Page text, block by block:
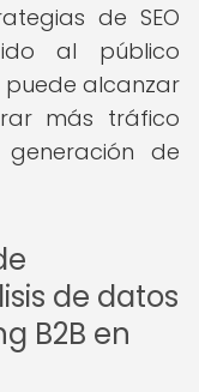
de SEO
al público
alcanzar
más tráfico
de
de datos
B2B en